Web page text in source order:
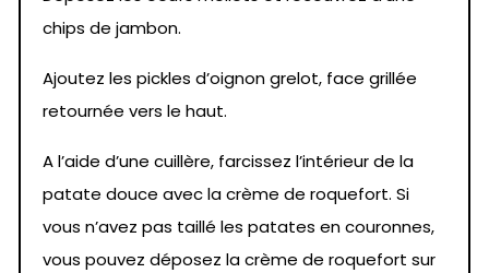
chips de jambon.
Ajoutez les pickles d’oignon grelot, face grillée
retournée vers le haut.
A l’aide d’une cuillère, farcissez l’intérieur de la
patate douce avec la crème de roquefort. Si
vous n’avez pas taillé les patates en couronnes,
vous pouvez déposez la crème de roquefort sur